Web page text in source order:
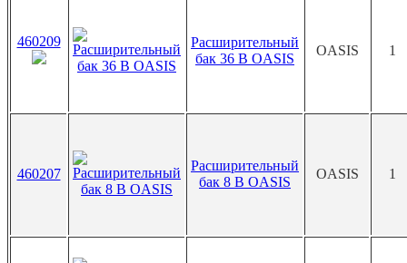
460209
Расширительный
бак 36 В OASIS
OASIS 1
460207
Расширительный
бак 8 В OASIS
OASIS 1